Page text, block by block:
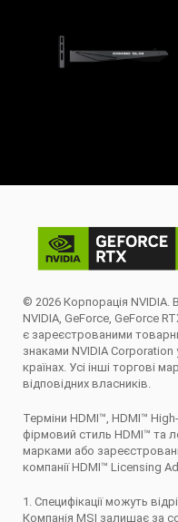
© 2026 Корпорація NVIDIA.
NVIDIA, GeForce, GeForce
є зареєстрованими
знаками NVIDIA
країнах. Усі інші торгові
відповідних власників.
Терміни HDMI™, HDMI™
фірмовий стиль HDMI™ та
марками або
компанії HDMI™ Licensing
1. Специфікації можуть
Компанія MSI залишає за